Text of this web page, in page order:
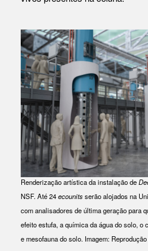
Renderização artística da instalação de
NSF. Até 24ecounitsserão alojados na
com analisadores de última geração para
efeito estufa, a química da água do solo,
e mesofauna do solo. Imagem: